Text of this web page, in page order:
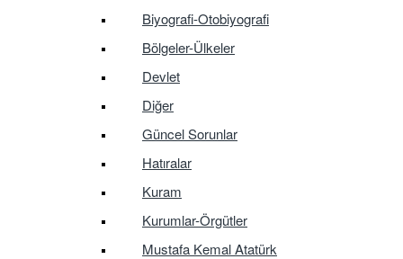
Biyografi-Otobiyografi
Bölgeler-Ülkeler
Devlet
Diğer
Güncel Sorunlar
Hatıralar
Kuram
Kurumlar-Örgütler
Mustafa Kemal Atatürk